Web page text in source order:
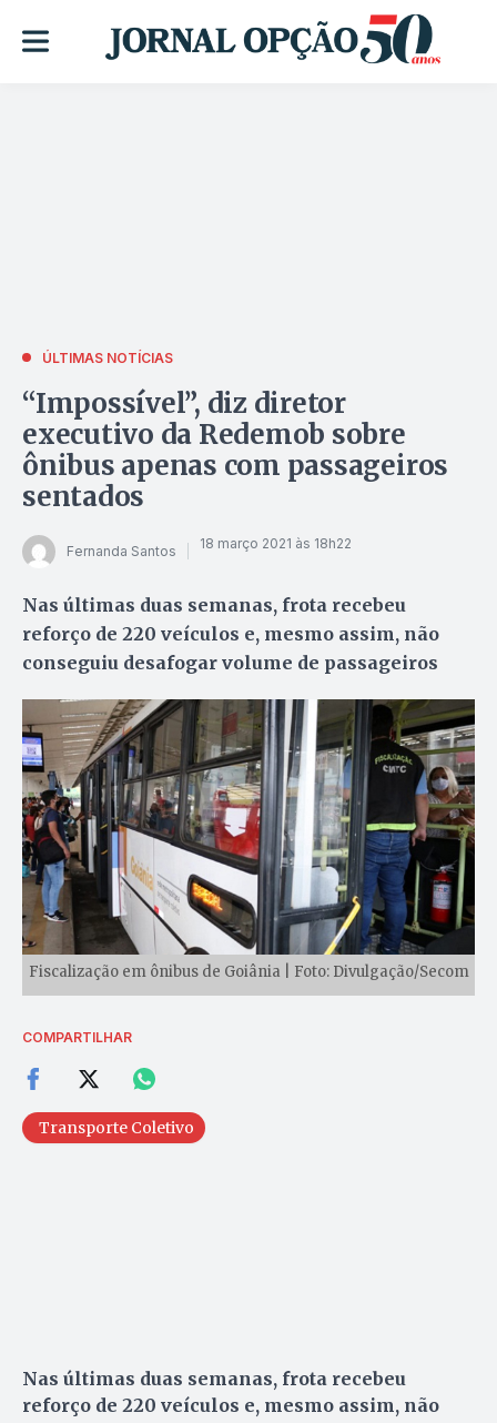
ÚLTIMAS NOTÍCIAS
“Impossível”, diz diretor
executivo da Redemob sobre
ônibus apenas com passageiros
sentados
Fernanda Santos 18 março 2021 às 18h22
Nas últimas duas semanas, frota recebeu
reforço de 220 veículos e, mesmo assim, não
conseguiu desafogar volume de passageiros
Fiscalização em ônibus de Goiânia | Foto: Divulgação/Secom
COMPARTILHAR
Transporte Coletivo
Nas últimas duas semanas, frota recebeu
reforço de 220 veículos e, mesmo assim, não